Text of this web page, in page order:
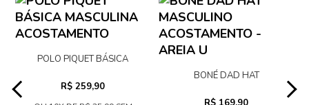
POLO PIQUET BÁSICA
ACOSTAMENTO
R$ 259,90
BONÉ DAD HAT